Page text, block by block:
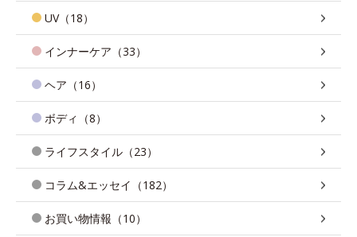
UV（18）
インナーケア（33）
ヘア（16）
ボディ（8）
ライフスタイル（23）
コラム&エッセイ（182）
お買い物情報（10）